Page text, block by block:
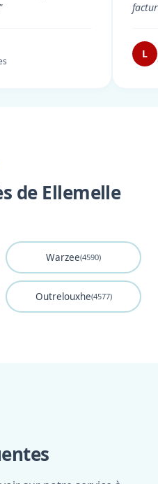
L
de Ellemelle
Warzee(4590)
Outrelouxhe(4577)